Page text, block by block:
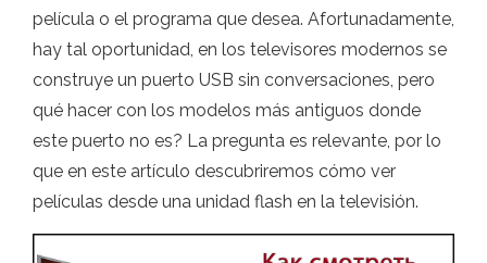
película o el programa que desea. Afortunadamente,
hay tal oportunidad, en los televisores modernos se
construye un puerto USB sin conversaciones, pero
qué hacer con los modelos más antiguos donde
este puerto no es? La pregunta es relevante, por lo
que en este artículo descubriremos cómo ver
películas desde una unidad flash en la televisión.